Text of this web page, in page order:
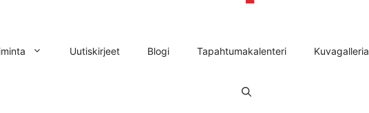
Uutiskirjeet Blogi Tapahtumakalenteri Kuvagalleria